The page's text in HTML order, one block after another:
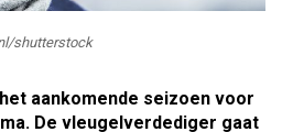
shutterstock
aankomende seizoen voor
De vleugelverdediger gaat